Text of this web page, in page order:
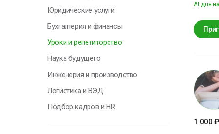
Юридические услуги
Бухгалтерия и финансы
Уроки и репетиторство
Наука будущего
Инженерия и производство
Логистика и ВЭД
Подбор кадров и HR
AI для
1 000 ₽